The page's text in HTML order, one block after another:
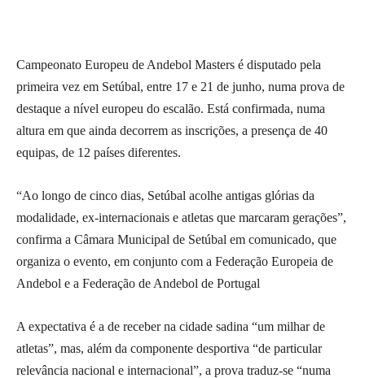
Campeonato Europeu de Andebol Masters é disputado pela
primeira vez em Setúbal, entre 17 e 21 de junho, numa prova de
destaque a nível europeu do escalão. Está confirmada, numa
altura em que ainda decorrem as inscrições, a presença de 40
equipas, de 12 países diferentes.
“Ao longo de cinco dias, Setúbal acolhe antigas glórias da
modalidade, ex-internacionais e atletas que marcaram gerações”,
confirma a Câmara Municipal de Setúbal em comunicado, que
organiza o evento, em conjunto com a Federação Europeia de
Andebol e a Federação de Andebol de Portugal
A expectativa é a de receber na cidade sadina “um milhar de
atletas”, mas, além da componente desportiva “de particular
relevância nacional e internacional”, a prova traduz-se “numa